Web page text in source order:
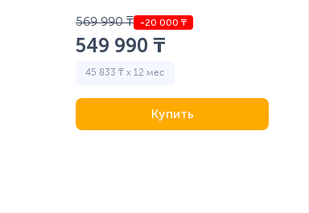
569 990 ₸
549 990 ₸
45 833 ₸ x 12 мес
Купить